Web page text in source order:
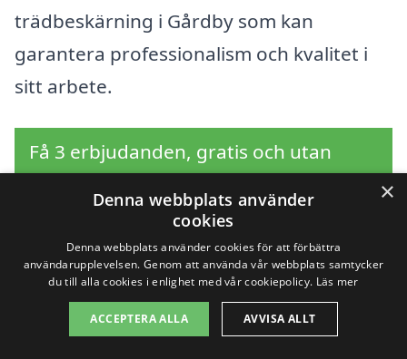
trädbeskärning i Gårdby som kan
garantera professionalism och kvalitet i
sitt arbete.
Få 3 erbjudanden, gratis och utan
Sök efter en
professionell för
×
Denna webbplats använder
cookies
Denna webbplats använder cookies för att förbättra
användarupplevelsen. Genom att använda vår webbplats samtycker
du till alla cookies i enlighet med vår cookiepolicy. Läs mer
ACCEPTERA ALLA AVVISA ALLT